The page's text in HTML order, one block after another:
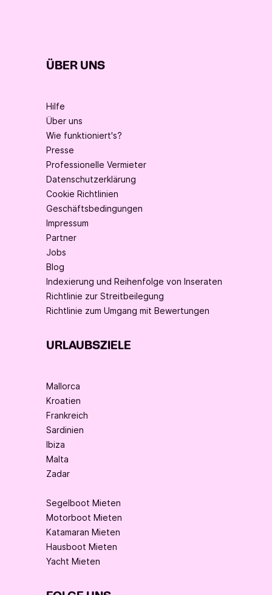
ÜBER UNS
Hilfe
Über uns
Wie funktioniert's?
Presse
Professionelle Vermieter
Datenschutzerklärung
Cookie Richtlinien
Geschäftsbedingungen
Impressum
Partner
Jobs
Blog
Indexierung und Reihenfolge von Inseraten
Richtlinie zur Streitbeilegung
Richtlinie zum Umgang mit Bewertungen
URLAUBSZIELE
Mallorca
Kroatien
Frankreich
Sardinien
Ibiza
Malta
Zadar
Segelboot Mieten
Motorboot Mieten
Katamaran Mieten
Hausboot Mieten
Yacht Mieten